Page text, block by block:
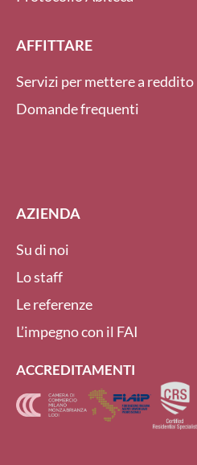
AFFITTARE
Servizi per mettere a reddito
Domande frequenti
AZIENDA
Su di noi
Lo staff
Le referenze
L’impegno con il FAI
ACCREDITAMENTI